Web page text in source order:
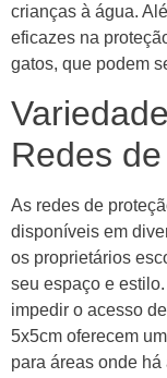
crianças à água.
eficazes na
gatos, que podem
Redes
As redes de
disponíveis em
os proprietários
seu espaço e
impedir o acesso
5x5cm oferecem
para áreas onde